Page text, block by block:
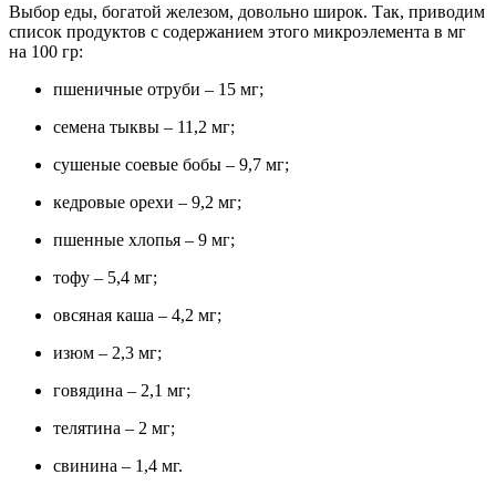
Выбор еды, богатой железом, довольно широк. Так, приводим
список продуктов с содержанием этого микроэлемента в мг
на 100 гр:
пшеничные отруби – 15 мг;
семена тыквы – 11,2 мг;
сушеные соевые бобы – 9,7 мг;
кедровые орехи – 9,2 мг;
пшенные хлопья – 9 мг;
тофу – 5,4 мг;
овсяная каша – 4,2 мг;
изюм – 2,3 мг;
говядина – 2,1 мг;
телятина – 2 мг;
свинина – 1,4 мг.